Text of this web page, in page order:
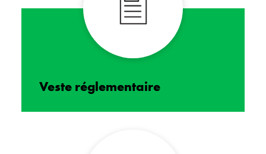
Veste réglementaire